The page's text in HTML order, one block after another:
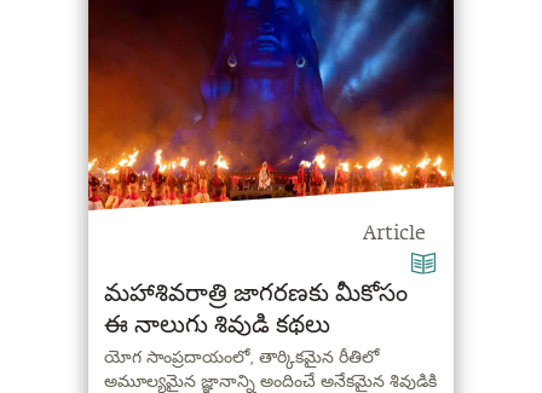
Article
మహాశివరాత్రి జాగరణకు మీకోసం
ఈ నాలుగు శివుడి కథలు
యోగ సాంప్రదాయంలో, తార్కికమైన రీతిలో
అమూల్యమైన జ్ఞానాన్ని అందించే అనేకమైన శివుడికి